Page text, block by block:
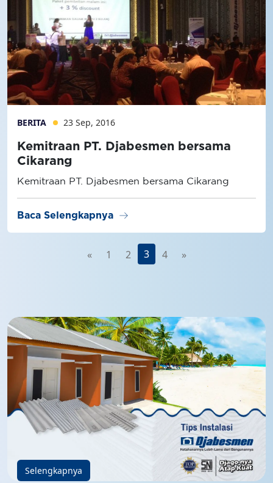
BERITA 23 Sep, 2016
Kemitraan PT. Djabesmen bersama
Cikarang
Kemitraan PT. Djabesmen bersama Cikarang
Baca Selengkapnya arrow_right_alt
« 1 2 3 4 »
Selengkapnya